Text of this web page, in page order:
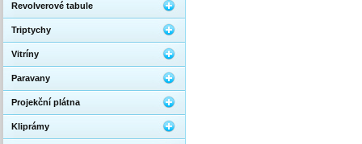
Revolverové tabule
Triptychy
Vitríny
Paravany
Projekční plátna
Kliprámy